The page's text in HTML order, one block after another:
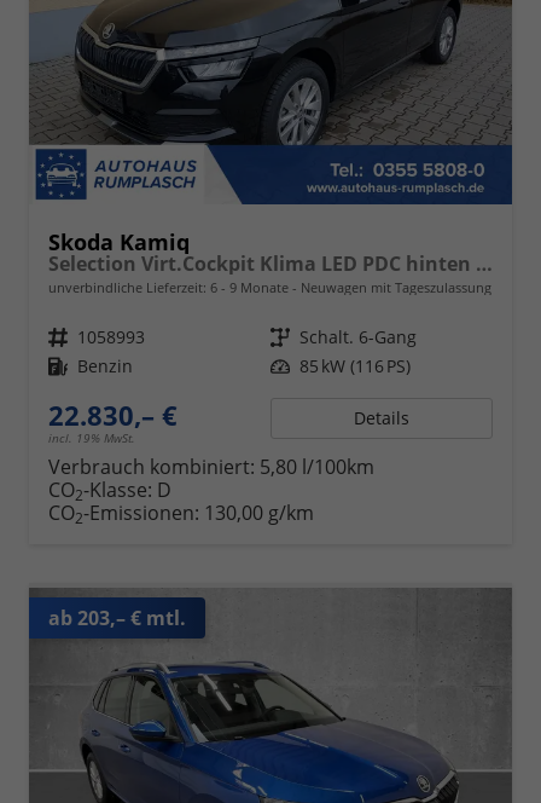
Skoda Kamiq
Selection Virt.Cockpit Klima LED PDC hinten Sitzheizung
unverbindliche Lieferzeit: 6 - 9 Monate Neuwagen mit Tageszulassung
Fahrzeugnr. 1058993 Getriebe Schalt. 6-Gang
Kraftstoff Benzin Leistung 85 kW (116 PS)
22.830,– €
incl. 19% MwSt.
Details
Verbrauch kombiniert: 5,80 l/100km
CO2-Klasse: D
CO2-Emissionen: 130,00 g/km
ab 203,– € mtl.